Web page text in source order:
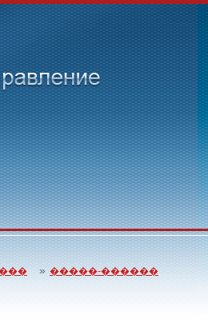
» �����-������